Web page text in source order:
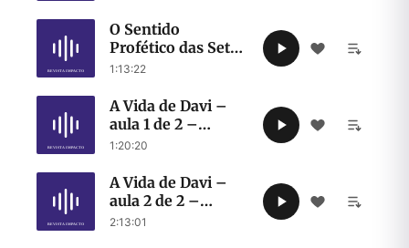
Robert Walker
O Sentido
Profético das Sete
Festas de Israel –
1:13:22
A Vida de Davi –
aula 1 de 2 –
10.10.2011
1:20:20
A Vida de Davi –
aula 2 de 2 –
11.10.2011
2:13:01